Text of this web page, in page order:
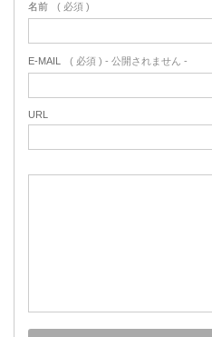
名前 ( 必須 )
E-MAIL ( 必須 ) - 公開されません -
URL